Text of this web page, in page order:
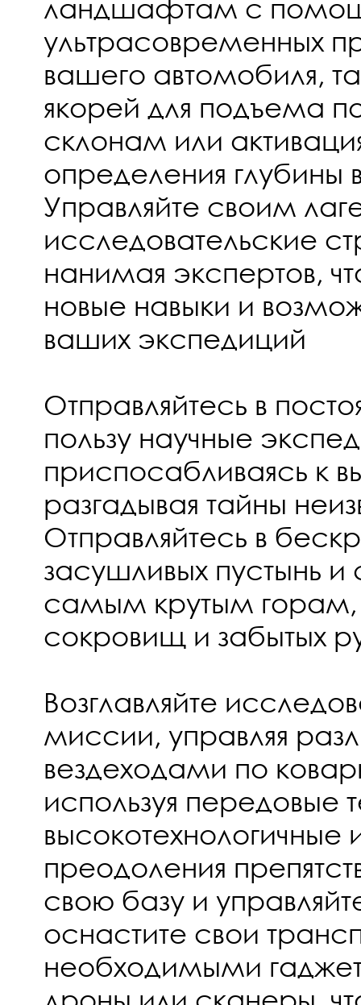
ландшафтам с
ультрасовременных
вашего автомобиля,
якорей для подъема
склонам или
определения глубины
Управляйте своим
исследовательские
нанимая экспертов,
новые навыки и
ваших экспедиций
Отправляйтесь в
пользу научные
приспосабливаясь к
разгадывая тайны
Отправляйтесь в
засушливых пустынь и
самым крутым горам,
сокровищ и забытых
Возглавляйте
миссии, управляя
вездеходами по
используя передовые
высокотехнологичные
преодоления
свою базу и
оснастите свои
необходимыми